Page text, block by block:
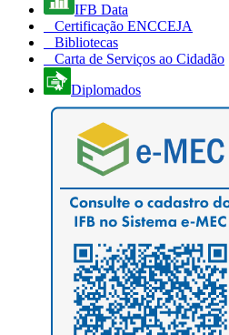
IFB Data
Certificação ENCCEJA
Bibliotecas
Carta de Serviços ao Cidadão
Diplomados